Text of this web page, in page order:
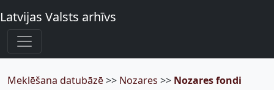
Latvijas Valsts arhīvs
Meklēšana datubāzē>> Nozares >> Nozares fondi